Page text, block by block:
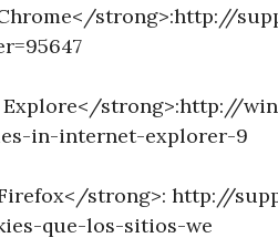
strong>:http://
strong>:http://
in-internet-explorer-9
strong>: http://
que-los-sitios-we